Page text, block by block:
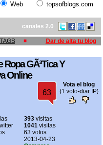
Web topsofblogs.com
canales 2.0
TAGS
Dar de alta tu blog
Ropa GÃ³tica Y
Online
63
Vota el blog
(1 voto-diar IP)
393 visitas
1041 visitas
63 votos
2013-04-23